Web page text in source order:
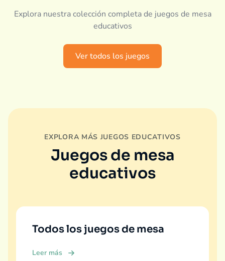
Explora nuestra colección completa de juegos de mesa
educativos
Ver todos los juegos
EXPLORA MÁS JUEGOS EDUCATIVOS
Juegos de mesa
educativos
Todos los juegos de mesa
Leer más